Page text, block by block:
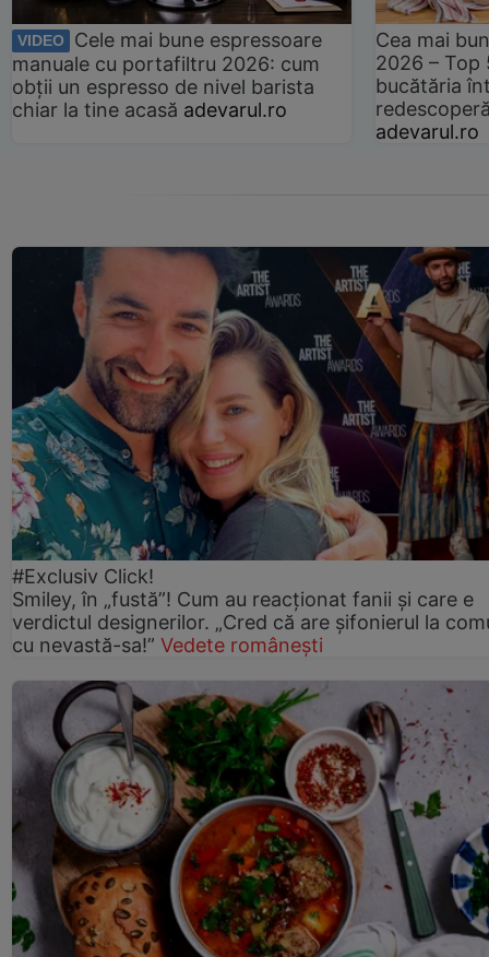
VIDEO
Cele mai bune espressoare
manuale cu portafiltru 2026: cum
obții un espresso de nivel barista
chiar la tine acasă adevarul.ro
Cea mai
2026 –
bucătăria
adevarul.ro
#Exclusiv Click!
Smiley, în „fustă”! Cum au reacționat fanii și care e
verdictul designerilor. „Cred că are șifonierul la
cu nevastă-sa!” Vedete românești